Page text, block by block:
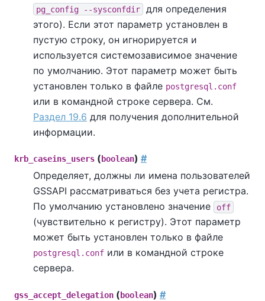
pg_config --sysconfdir
для определения
этого). Если этот параметр установлен в
пустую строку, он игнорируется и
используется системозависимое значение
по умолчанию. Этот параметр может быть
установлен только в файле postgresql.conf
или в командной строке сервера. См.
Раздел 19.6 для получения дополнительной
информации.
krb_caseins_users ( boolean) #
Определяет, должны ли имена пользователей
GSSAPI рассматриваться без учета регистра.
По умолчанию установлено значение
off
(чувствительно к регистру). Этот параметр
может быть установлен только в файле
postgresql.conf или в командной строке
сервера.
gss_accept_delegation ( boolean) #